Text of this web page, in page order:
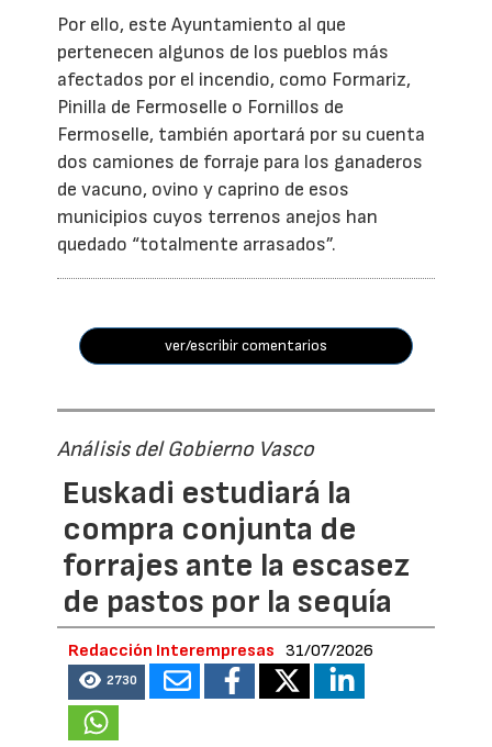
Por ello, este Ayuntamiento al que
pertenecen algunos de los pueblos más
afectados por el incendio, como Formariz,
Pinilla de Fermoselle o Fornillos de
Fermoselle, también aportará por su cuenta
dos camiones de forraje para los ganaderos
de vacuno, ovino y caprino de esos
municipios cuyos terrenos anejos han
quedado “totalmente arrasados”.
ver/escribir comentarios
Análisis del Gobierno Vasco
Euskadi estudiará la
compra conjunta de
forrajes ante la escasez
de pastos por la sequía
Redacción Interempresas 31/07/2026
2730